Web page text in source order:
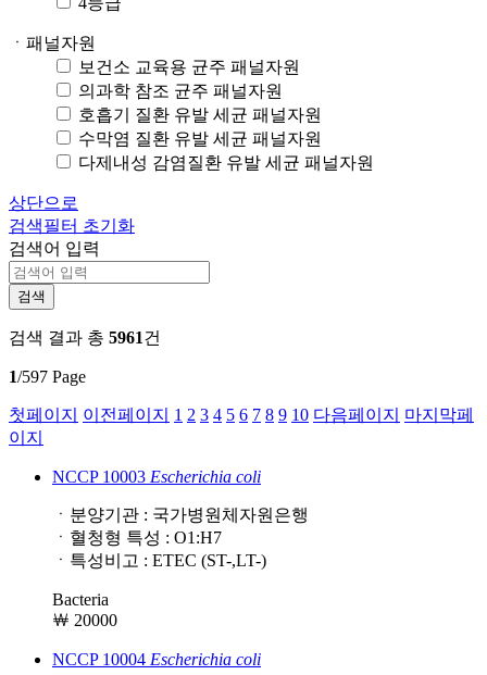
ㆍ패널자원
보건소 교육용 균주 패널자원
의과학 참조 균주 패널자원
호흡기 질환 유발 세균 패널자원
수막염 질환 유발 세균 패널자원
다제내성 감염질환 유발 세균 패널자원
상단으로
검색필터 초기화
검색어 입력
검색 결과 총 5961건
1/597 Page
첫페이지 이전페이지 1 2 3 4 5 6 7 8 9 10 다음페이지
마지막페
이지
NCCP 10003 Escherichia coli
ㆍ분양기관 : 국가병원체자원은행
ㆍ혈청형 특성 : O1:H7
ㆍ특성비고 : ETEC (ST-,LT-)
Bacteria
￦ 20000
NCCP 10004 Escherichia coli